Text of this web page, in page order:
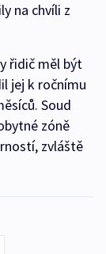
na chvíli z
řidič měl být
jej k ročnímu
Soud
zóně
zvláště